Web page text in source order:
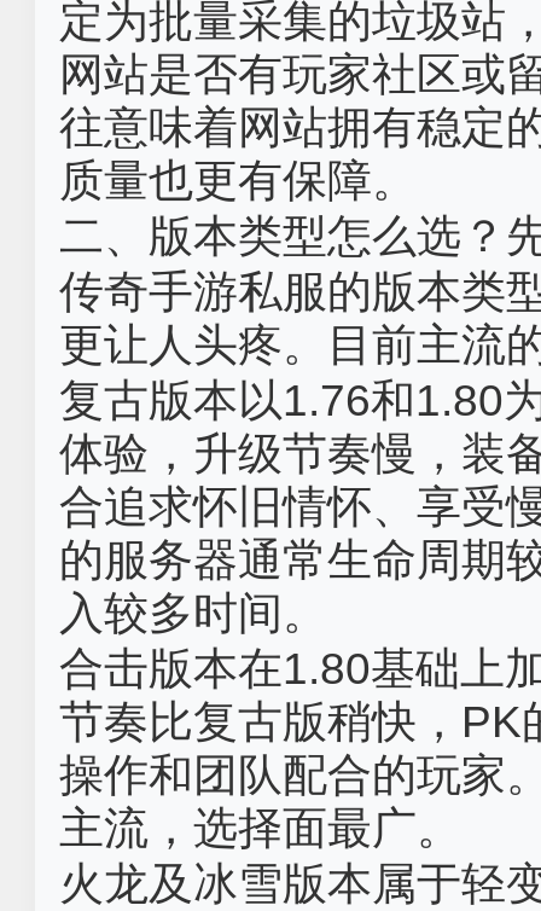
定为批量采集的垃圾站
网站是否有玩家社区或
往意味着网站拥有稳定
质量也更有保障。
二、版本类型怎么选？
传奇手游私服的版本类
更让人头疼。目前主流
复古版本以1.76和1.80
体验，升级节奏慢，装
合追求怀旧情怀、享受
的服务器通常生命周期
入较多时间。
合击版本在1.80基础上
节奏比复古版稍快，
操作和团队配合的玩家
主流，选择面最广。
火龙及冰雪版本属于轻